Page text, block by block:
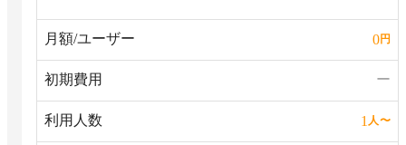
月額/ユーザー 0円
初期費用 ー
利用人数 1人〜